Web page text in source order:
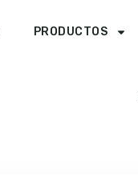
PRODUCTOS